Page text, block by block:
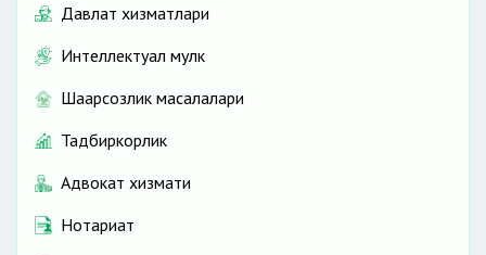
Давлат хизматлари
Интеллектуал мулк
Шаҳарсозлик масалалари
Тадбиркорлик
Адвокат хизмати
Нотариат